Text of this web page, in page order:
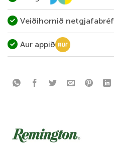
Veiðihornið netgjafabréf
Aur appið